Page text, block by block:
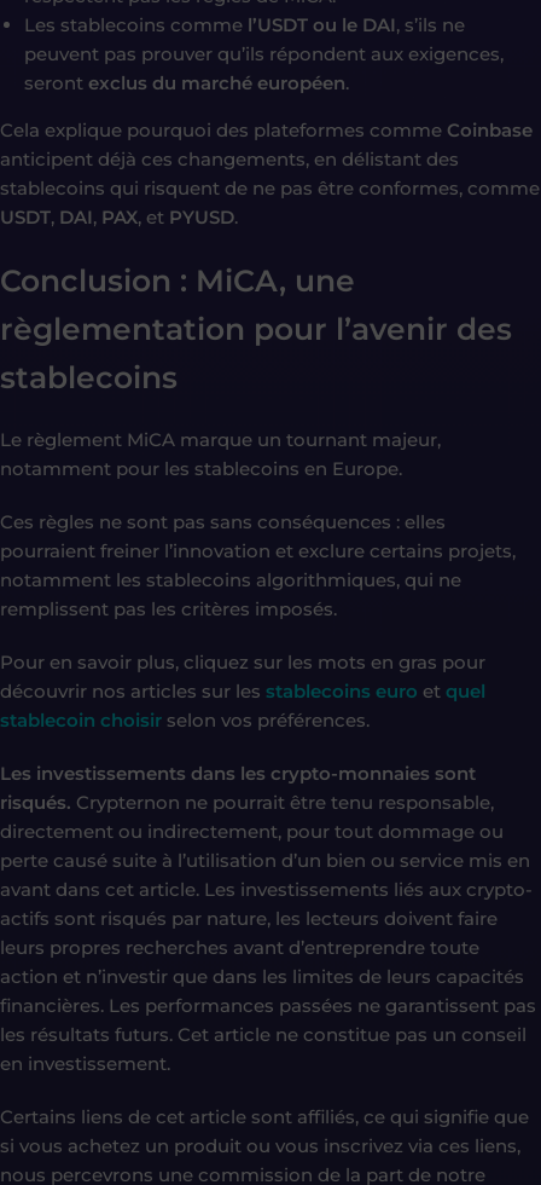
Les stablecoins comme l’USDT ou le DAI, s’ils ne
peuvent pas prouver qu’ils répondent aux exigences,
seront exclus du marché européen.
Cela explique pourquoi des plateformes comme Coinbase
anticipent déjà ces changements, en délistant des
stablecoins qui risquent de ne pas être conformes, comme
USDT, DAI, PAX, et PYUSD.
Conclusion : MiCA, une
règlementation pour l’avenir des
stablecoins
Le règlement MiCA marque un tournant majeur,
notamment pour les stablecoins en Europe.
Ces règles ne sont pas sans conséquences : elles
pourraient freiner l’innovation et exclure certains projets,
notamment les stablecoins algorithmiques, qui ne
remplissent pas les critères imposés.
Pour en savoir plus, cliquez sur les mots en gras pour
découvrir nos articles sur les stablecoins euro et quel
stablecoin choisir selon vos préférences.
Les investissements dans les crypto-monnaies sont
risqués. Crypternon ne pourrait être tenu responsable,
directement ou indirectement, pour tout dommage ou
perte causé suite à l’utilisation d’un bien ou service mis en
avant dans cet article. Les investissements liés aux crypto-
actifs sont risqués par nature, les lecteurs doivent faire
leurs propres recherches avant d’entreprendre toute
action et n’investir que dans les limites de leurs capacités
financières. Les performances passées ne garantissent pas
les résultats futurs. Cet article ne constitue pas un conseil
en investissement.
Certains liens de cet article sont affiliés, ce qui signifie que
si vous achetez un produit ou vous inscrivez via ces liens,
nous percevrons une commission de la part de notre